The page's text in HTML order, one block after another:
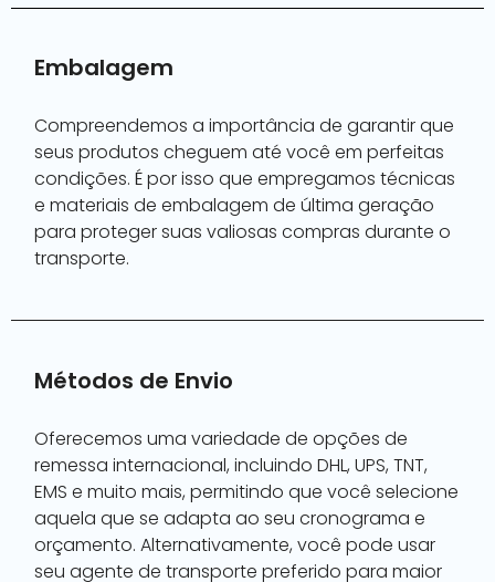
Embalagem
Compreendemos a importância de garantir que
seus produtos cheguem até você em perfeitas
condições. É por isso que empregamos técnicas
e materiais de embalagem de última geração
para proteger suas valiosas compras durante o
transporte.
Métodos de Envio
Oferecemos uma variedade de opções de
remessa internacional, incluindo DHL, UPS, TNT,
EMS e muito mais, permitindo que você selecione
aquela que se adapta ao seu cronograma e
orçamento. Alternativamente, você pode usar
seu agente de transporte preferido para maior